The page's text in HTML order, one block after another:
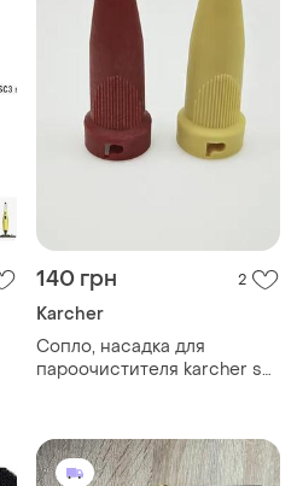
140 грн 2
Karcher
Сопло, насадка для
пароочистителя karcher sc1